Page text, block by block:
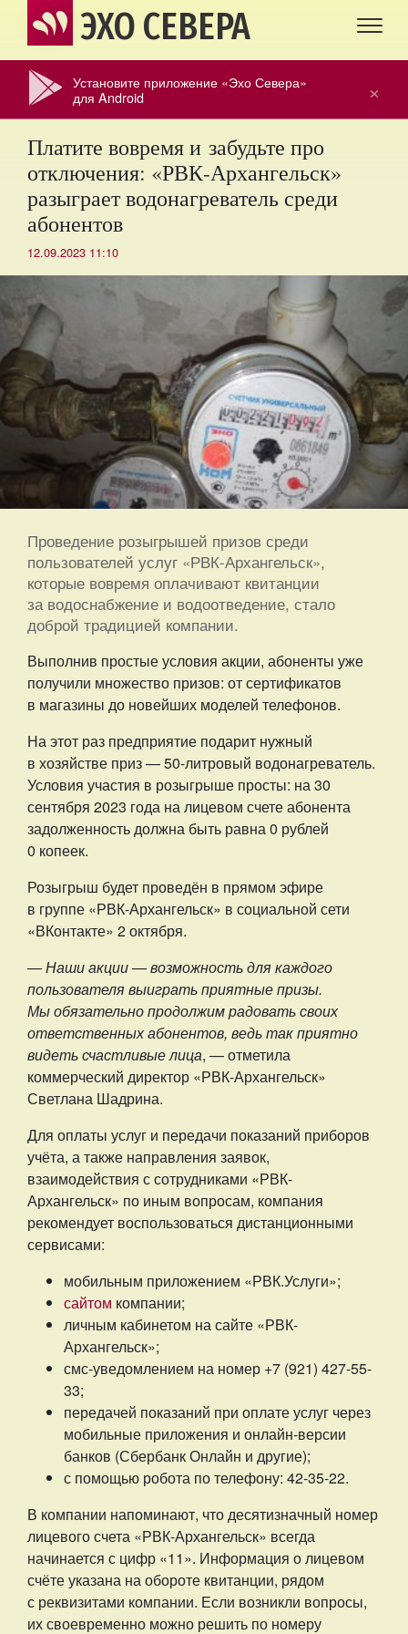
ЭХО СЕВЕРА
×
Установите приложение «Эхо Севера»
для Android
Платите вовремя и забудьте про
отключения: «РВК-Архангельск»
разыграет водонагреватель среди
абонентов
12.09.2023 11:10
Проведение розыгрышей призов среди
пользователей услуг «РВК-Архангельск»,
которые вовремя оплачивают квитанции
за водоснабжение и водоотведение, стало
доброй традицией компании.
Выполнив простые условия акции, абоненты уже
получили множество призов: от сертификатов
в магазины до новейших моделей телефонов.
На этот раз предприятие подарит нужный
в хозяйстве приз — 50-литровый водонагреватель.
Условия участия в розыгрыше просты: на 30
сентября 2023 года на лицевом счете абонента
задолженность должна быть равна 0 рублей
0 копеек.
Розыгрыш будет проведён в прямом эфире
в группе «РВК-Архангельск» в социальной сети
«ВКонтакте» 2 октября.
— Наши акции — возможность для каждого
пользователя выиграть приятные призы.
Мы обязательно продолжим радовать своих
ответственных абонентов, ведь так приятно
видеть счастливые лица, — отметила
коммерческий директор «РВК-Архангельск»
Светлана Шадрина.
Для оплаты услуг и передачи показаний приборов
учёта, а также направления заявок,
взаимодействия с сотрудниками «РВК-
Архангельск» по иным вопросам, компания
рекомендует воспользоваться дистанционными
сервисами:
мобильным приложением «РВК.Услуги»;
сайтом компании;
личным кабинетом на сайте «РВК-
Архангельск»;
смс-уведомлением на номер +7 (921) 427-55-
33;
передачей показаний при оплате услуг через
мобильные приложения и онлайн-версии
банков (Сбербанк Онлайн и другие);
с помощью робота по телефону: 42-35-22.
В компании напоминают, что десятизначный номер
лицевого счета «РВК-Архангельск» всегда
начинается с цифр «11». Информация о лицевом
счёте указана на обороте квитанции, рядом
с реквизитами компании. Если возникли вопросы,
их своевременно можно решить по номеру